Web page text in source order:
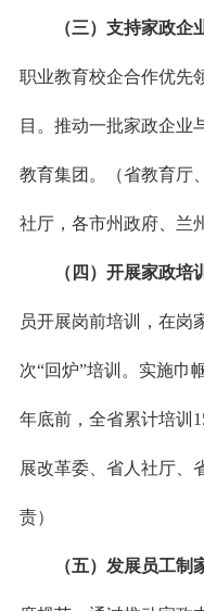
（三）支持家政企
职业教育校企合作优先
目。推动一批家政企业
教育集团。（省教育厅
社厅，各市州政府、兰
（四）开展家政培
员开展岗前培训，在岗
次“回炉”培训。实施巾
年底前，全省累计培训
展改革委、省人社厅、
责）
（五）发展员工制